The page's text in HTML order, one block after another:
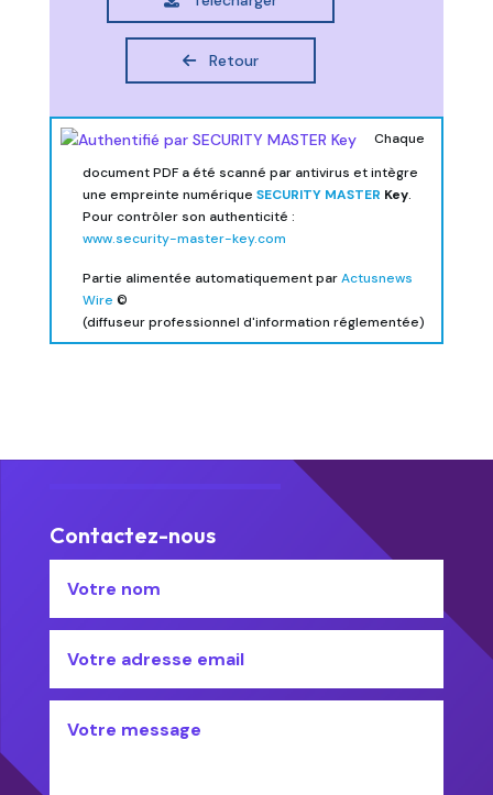
Retour
Chaque
document PDF a été scanné par antivirus et intègre
une empreinte numérique SECURITY MASTER Key.
Pour contrôler son authenticité :
www.security-master-key.com
Partie alimentée automatiquement parActusnews
Wire ©
(diffuseur professionnel d'information réglementée)
Contactez-nous